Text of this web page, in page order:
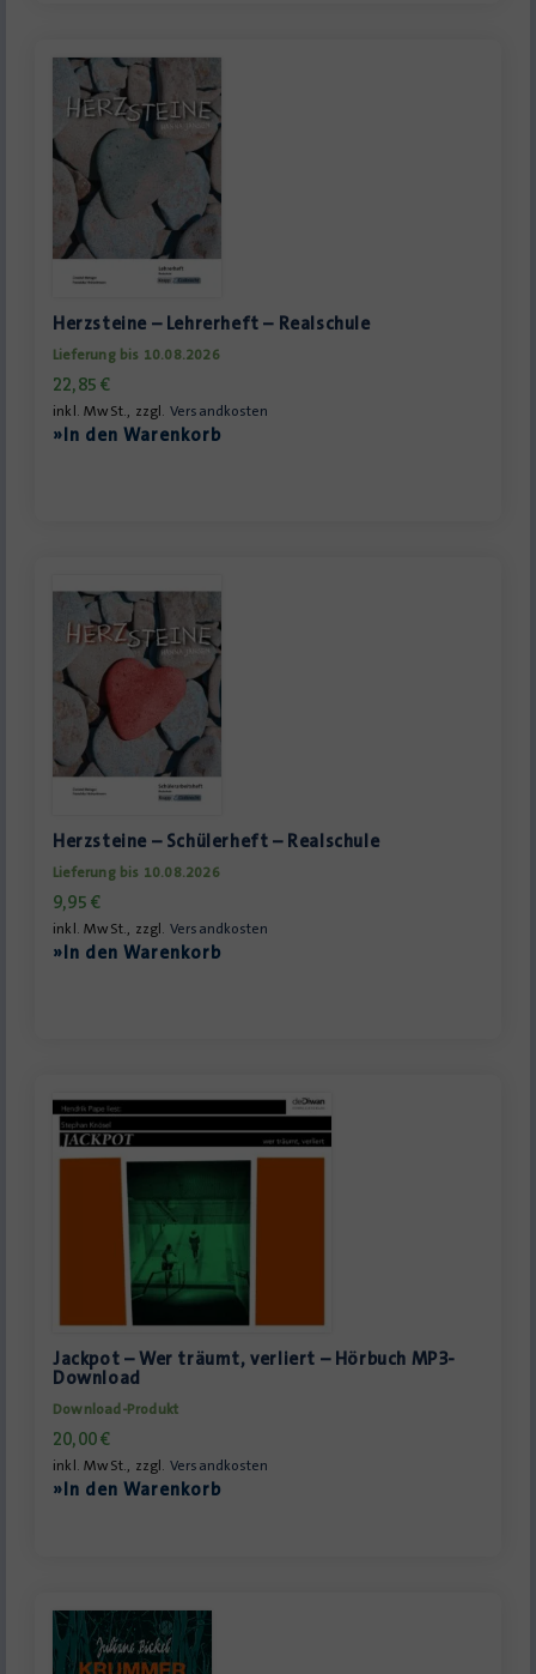
Herzsteine – Lehrerheft – Realschule
Lieferung bis 10.08.2026
22,85€
inkl. MwSt., zzgl. Versandkosten
»In den Warenkorb
Herzsteine – Schülerheft – Realschule
Lieferung bis 10.08.2026
9,95 €
inkl. MwSt., zzgl. Versandkosten
»In den Warenkorb
Jackpot – Wer träumt, verliert – Hörbuch MP3-
Download
Download-Produkt
20,00€
inkl. MwSt., zzgl. Versandkosten
»In den Warenkorb